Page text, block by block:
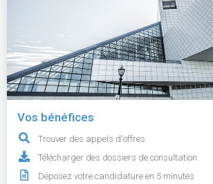
Vos bénéfices
Trouver des appels d'offres
Télécharger des dossiers de consultation
Déposez votre candidature en 5 minutes